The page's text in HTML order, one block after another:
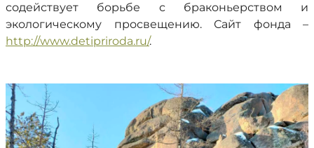
содействует борьбе с браконьерством и
экологическому просвещению. Сайт фонда –
http://www.detipriroda.ru/.